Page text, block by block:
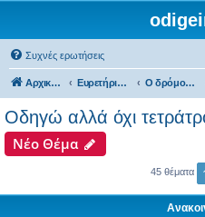
Συχνές ερωτήσεις
Αρχική σελίδα Ευρετήριο Δ. Συζήτησης Ο δρόμος είχε την δική του Ιστορία...
Οδηγώ αλλά όχι
Νέο Θέμα
45 θέματα